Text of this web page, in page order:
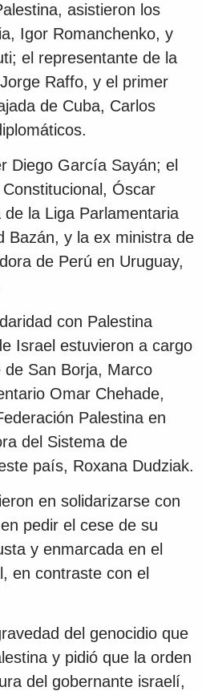
asistieron los
Igor Romanchenko, y
el representante de la
Raffo, y el primer
de Cuba, Carlos
Diego García Sayán; el
Óscar
la Liga Parlamentaria
Bazán, y la ex ministra de
de Perú en Uruguay,
con Palestina
Israel estuvieron a cargo
San Borja, Marco
Omar Chehade,
Palestina en
del Sistema de
país, Roxana Dudziak.
en solidarizarse con
pedir el cese de su
y enmarcada en el
en contraste con el
del genocidio que
y pidió que la orden
del gobernante israelí,